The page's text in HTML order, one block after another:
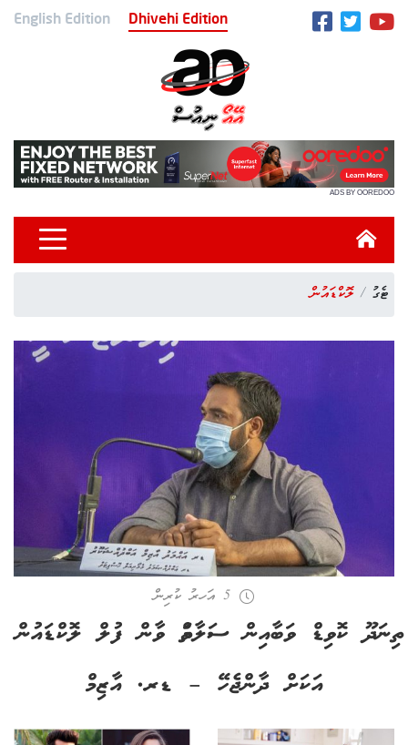
English Edition Dhivehi Edition
ADS BY OOREDOO
ޓެގު ލޮކްޑައުން
5 އަހރު ކުރިން
ތިނަދޫ ކޮވިޑް ވަބާއިން ސަލާމަތް ވާން ފުލް ލޮކްޑައުން
އަކަށް ދާންޖެހޭ – ޑރ. އާޒިމް